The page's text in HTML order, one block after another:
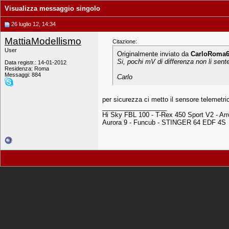
Visualizza messaggio singolo
26 luglio 12, 14:34
MattiaModellismo
User
Data registr.: 14-01-2012
Residenza: Roma
Messaggi: 884
Citazione:
Originalmente inviato da
Si, pochi mV di differenza non li
Carlo
per sicurezza ci metto il sensore
Hi Sky FBL 100 - T-Rex 450 Sport V2 -
Aurora 9 - Funcub - STINGER 64 EDF 4S